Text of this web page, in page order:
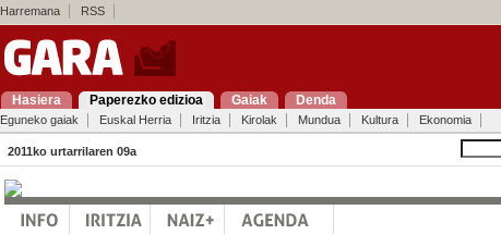
Harremana RSS
Hasiera Paperezko edizioa Gaiak Denda
Eguneko gaiak Euskal Herria Iritzia Kirolak Mundua Kultura Ekonomia
2011ko urtarrilaren 09a